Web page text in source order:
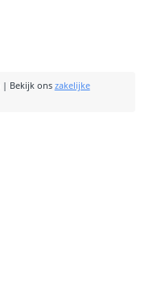
| Bekijk ons zakelijke